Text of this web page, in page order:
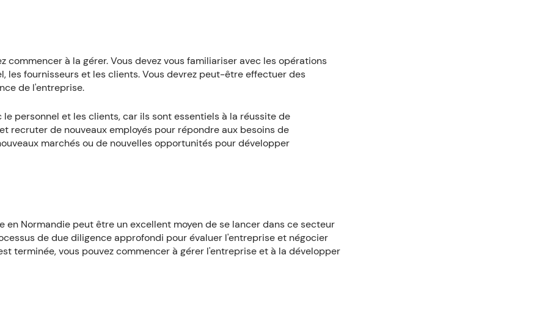
commencer à la gérer. Vous devez vous familiariser avec les opérations
les fournisseurs et les clients. Vous devrez peut-être effectuer des
de l'entreprise.
personnel et les clients, car ils sont essentiels à la réussite de
recruter de nouveaux employés pour répondre aux besoins de
marchés ou de nouvelles opportunités pour développer
Normandie peut être un excellent moyen de se lancer dans ce secteur
de due diligence approfondi pour évaluer l'entreprise et négocier
terminée, vous pouvez commencer à gérer l'entreprise et à la développer